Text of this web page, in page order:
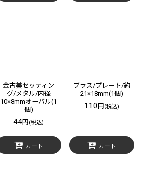
金古美セッティン
グ/メタル/内径
10×8mmオーバル(1
個)
44円 (税込)
カート
ブラス/プレート/約
21×18mm(1個)
110 円 (税込)
カート